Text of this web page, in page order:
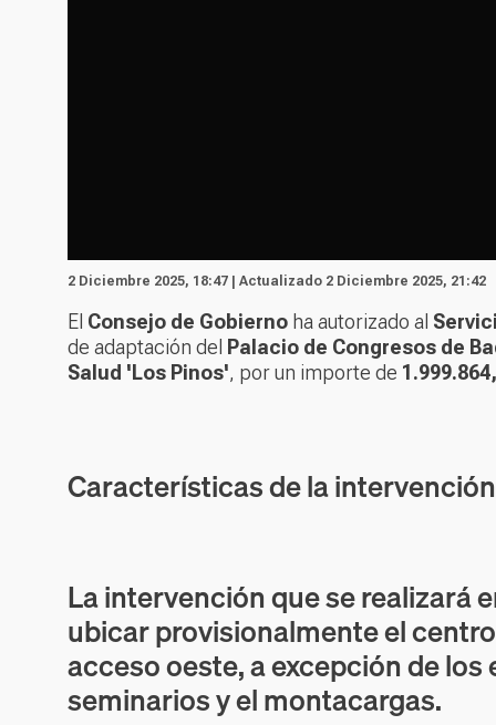
2 Diciembre 2025, 18:47 | Actualizado 2 Diciembre 2025, 21:42
El Consejo de Gobierno ha autorizado al
de adaptación del Palacio de Congresos de
Salud 'Los Pinos', por un importe de
Características de la intervención
La intervención que se realizará
ubicar provisionalmente el
acceso oeste, a excepción de
seminarios y el montacargas.